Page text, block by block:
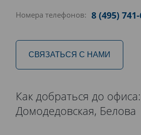
Номера телефонов: 8 (495)
СВЯЗАТЬСЯ С НАМИ
Как добраться до офиса:
Домодедовская, Белова